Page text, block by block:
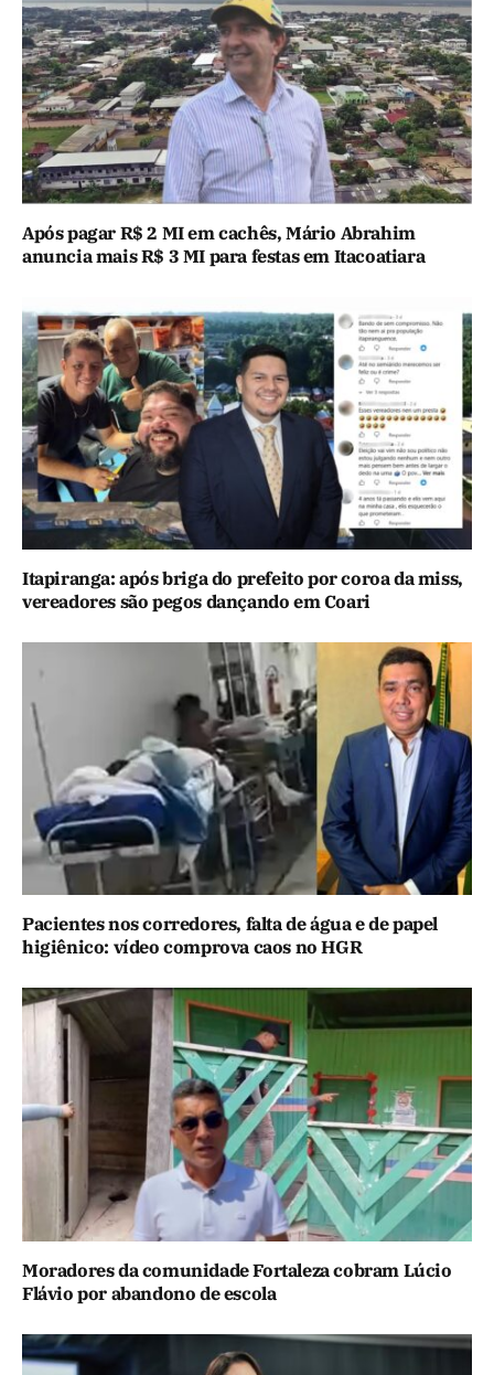
Após pagar R$ 2 MI em cachês, Mário Abrahim
anuncia mais R$ 3 MI para festas em Itacoatiara
Itapiranga: após briga do prefeito por coroa da miss,
vereadores são pegos dançando em Coari
Pacientes nos corredores, falta de água e de papel
higiênico: vídeo comprova caos no HGR
Moradores da comunidade Fortaleza cobram Lúcio
Flávio por abandono de escola